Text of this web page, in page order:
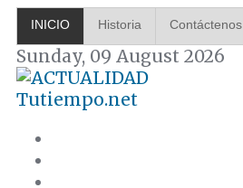
INICIO Historia Contáctenos
Sunday, 09 August 2026
Tutiempo.net